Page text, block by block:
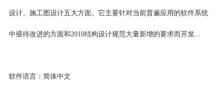
设计、施工图设计五大方面。它主要针对当前普遍应用的软件系统
中亟待改进的方面和2010结构设计规范大量新增的要求而开发...
软件语言：简体中文